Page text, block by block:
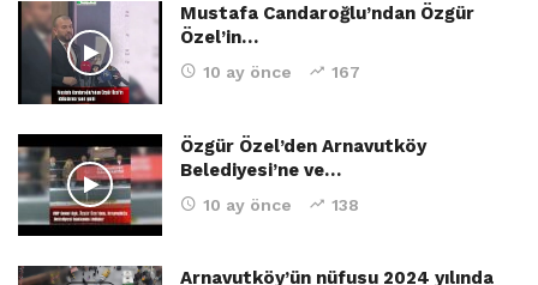
Mustafa Candaroğlu’ndan Özgür
Özel’in…
10 ay önce 167
Özgür Özel’den Arnavutköy
Belediyesi’ne ve…
10 ay önce 138
Arnavutköy’ün nüfusu 2024 yılında